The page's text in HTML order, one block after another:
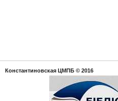
Константиновская ЦМПБ © 2016